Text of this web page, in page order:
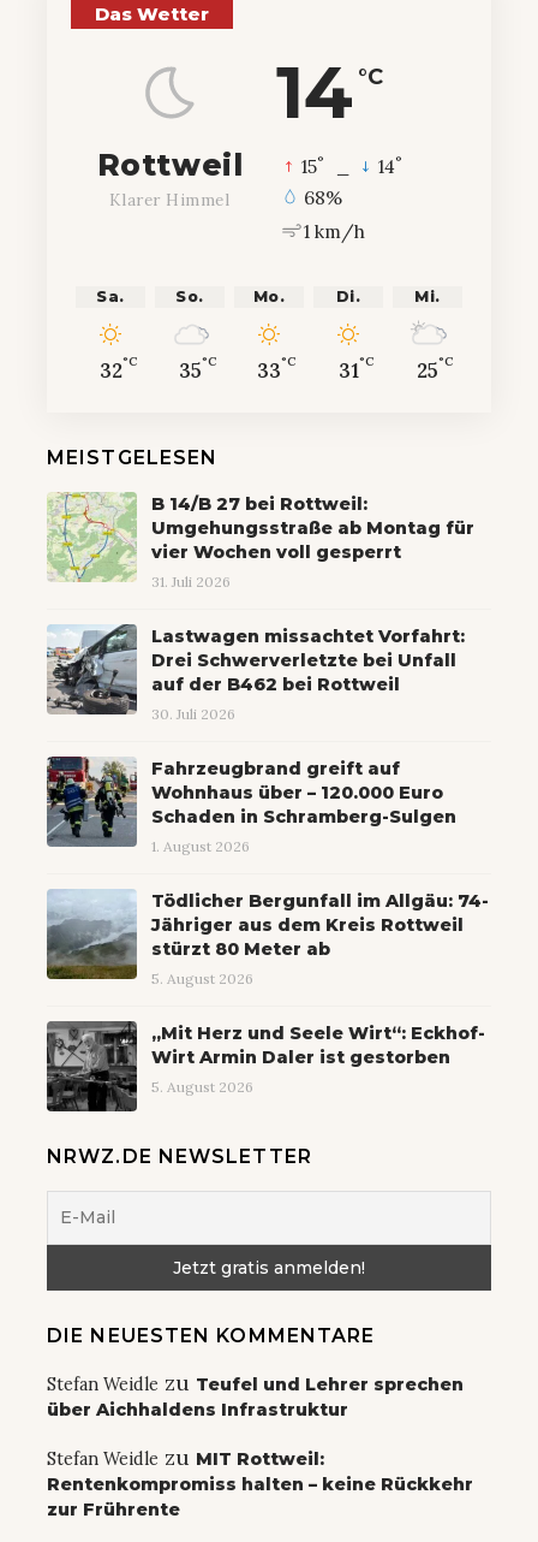
Das Wetter
14 °C
Rottweil
Klarer Himmel
15° 14°
68%
1 km/h
Sa.
32°C
So.
35°C
Mo.
33°C
Di.
31°C
Mi.
25°C
MEISTGELESEN
B 14/B 27 bei Rottweil:
Umgehungsstraße ab Montag für
vier Wochen voll gesperrt
31. Juli 2026
Lastwagen missachtet Vorfahrt:
Drei Schwerverletzte bei Unfall
auf der B462 bei Rottweil
30. Juli 2026
Fahrzeugbrand greift auf
Wohnhaus über – 120.000 Euro
Schaden in Schramberg-Sulgen
1. August 2026
Tödlicher Bergunfall im Allgäu: 74-
Jähriger aus dem Kreis Rottweil
stürzt 80 Meter ab
5. August 2026
„Mit Herz und Seele Wirt“: Eckhof-
Wirt Armin Daler ist gestorben
5. August 2026
NRWZ.DE NEWSLETTER
DIE NEUESTEN KOMMENTARE
Stefan Weidle zu Teufel und Lehrer sprechen
über Aichhaldens Infrastruktur
Stefan Weidle zu MIT Rottweil:
Rentenkompromiss halten – keine Rückkehr
zur Frührente